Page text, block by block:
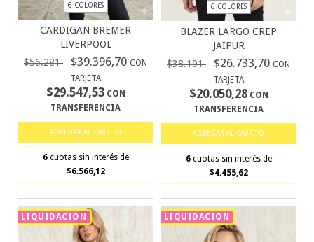
6 COLORES
CARDIGAN BREMER
LIVERPOOL
$56.281
$39.396,70 CON
TARJETA
$29.547,53CON
TRANSFERENCIA
AGREGAR AL CARRITO
6 cuotas sin interés de
$6.566,12
6 COLORES
BLAZER LARGO CREP
JAIPUR
$38.191
$26.733,70 CON
TARJETA
$20.050,28CON
TRANSFERENCIA
AGREGAR AL CARRITO
6 cuotas sin interés de
$4.455,62
LIQUIDACION LIQUIDACION